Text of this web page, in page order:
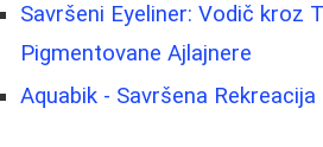
Savršeni Eyeliner: Vodič kroz
Pigmentovane Ajlajnere
Aquabik - Savršena Rekreacija